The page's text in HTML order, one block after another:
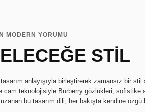
MODERN YORUMU
STİL
anlayışıyla birleştirerek zamansız bir stil
cam teknolojisiyle Burberry gözlükleri; sofistike
bu tasarım dili, her bakışta kendine özgü